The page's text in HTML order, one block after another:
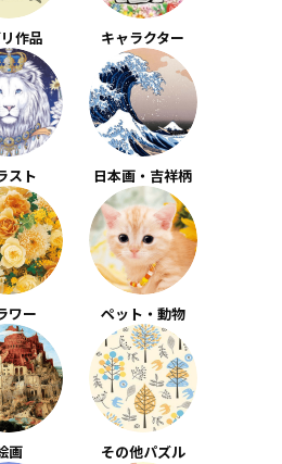
作品 キャラクター
スト 日本画・吉祥柄
ワー ペット・動物
画 その他パズル